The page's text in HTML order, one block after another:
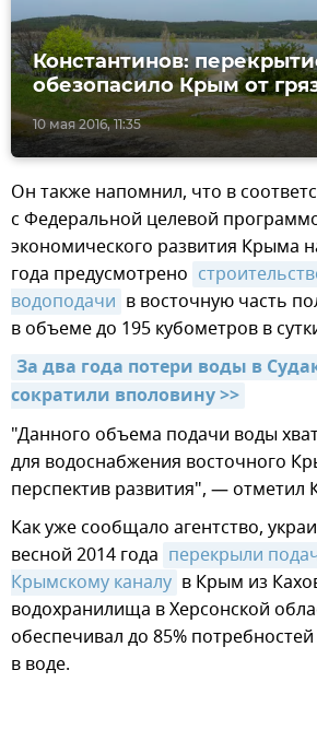
10 мая 2016, 11:35
Константинов:
обезопасило Крым от
Он также напомнил, что в
с Федеральной целевой
экономического развития Крыма
года предусмотрено
водоподачи в восточную часть
в объеме до 195 кубометров в
За два года потери воды в
сократили вполовину >>
"Данного объема подачи воды
для водоснабжения восточного
перспектив развития", — отметил
Как уже сообщало агентство,
весной 2014 года перекрыли
Крымскому каналу в Крым из
водохранилища в Херсонской
обеспечивал до 85%
в воде.